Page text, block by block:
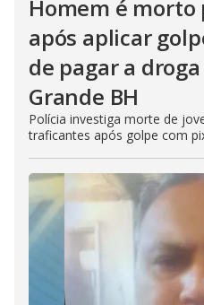
Homem é
após aplicar
de pagar a
Grande BH
Polícia investiga morte de
traficantes após golpe com